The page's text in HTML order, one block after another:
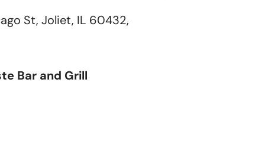
St, Joliet, IL 60432,
Bar and Grill